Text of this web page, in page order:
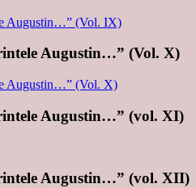
Augustin…” (Vol. X)
Augustin…” (vol. XI)
Augustin…” (vol. XII)